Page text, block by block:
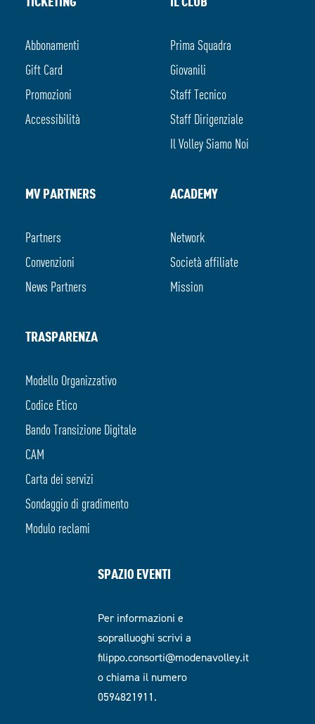
Abbonamenti
Gift Card
Promozioni
Accessibilità
Prima Squadra
Giovanili
Staff Tecnico
Staff Dirigenziale
Il Volley Siamo Noi
MV PARTNERS
Partners
Convenzioni
News Partners
ACADEMY
Network
Società affiliate
Mission
TRASPARENZA
Modello Organizzativo
Codice Etico
Bando Transizione Digitale
CAM
Carta dei servizi
Sondaggio di gradimento
Modulo reclami
SPAZIO EVENTI
Per informazioni e
sopralluoghi scrivi a
filippo.consorti@modenavolley.it
o chiama il numero
0594821911.